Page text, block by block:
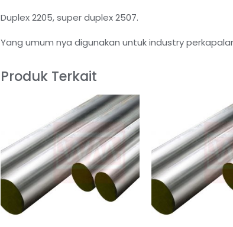
Duplex 2205, super duplex 2507.
Yang umum nya digunakan untuk industry
Produk Terkait